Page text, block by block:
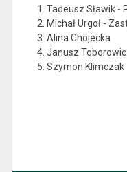
Tadeusz Sławik -
Michał Urgoł -
Alina Chojecka
Janusz
Szymon Klimczak